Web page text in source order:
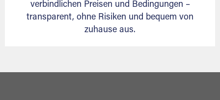
verbindlichen Preisen und Bedingungen –
transparent, ohne Risiken und bequem von
zuhause aus.